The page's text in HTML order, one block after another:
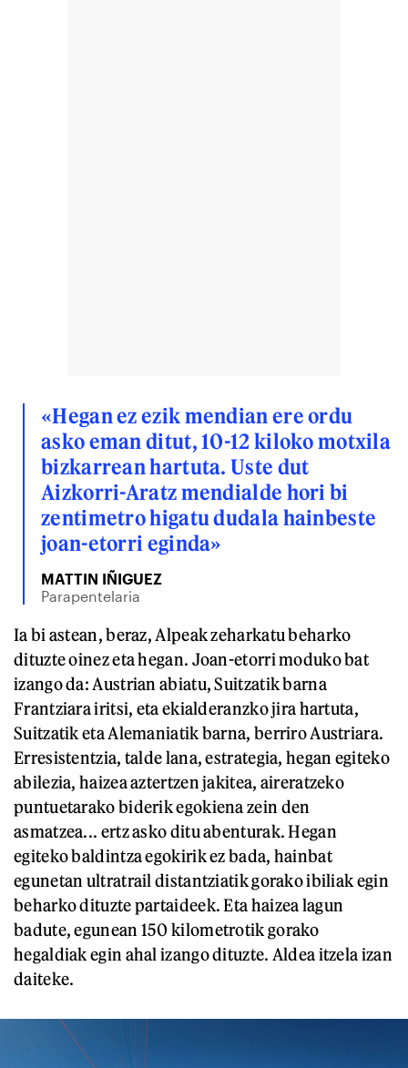
«Hegan ez ezik mendian ere ordu
asko eman ditut, 10-12 kiloko motxila
bizkarrean hartuta. Uste dut
Aizkorri-Aratz mendialde hori bi
zentimetro higatu dudala hainbeste
joan-etorri eginda»
MATTIN IÑIGUEZ
Parapentelaria
Ia bi astean, beraz, Alpeak zeharkatu beharko
dituzte oinez eta hegan. Joan-etorri moduko bat
izango da: Austrian abiatu, Suitzatik barna
Frantziara iritsi, eta ekialderanzko jira hartuta,
Suitzatik eta Alemaniatik barna, berriro Austriara.
Erresistentzia, talde lana, estrategia, hegan egiteko
abilezia, haizea aztertzen jakitea, aireratzeko
puntuetarako biderik egokiena zein den
asmatzea... ertz asko ditu abenturak. Hegan
egiteko baldintza egokirik ez bada, hainbat
egunetan ultratrail distantziatik gorako ibiliak egin
beharko dituzte partaideek. Eta haizea lagun
badute, egunean 150 kilometrotik gorako
hegaldiak egin ahal izango dituzte. Aldea itzela izan
daiteke.